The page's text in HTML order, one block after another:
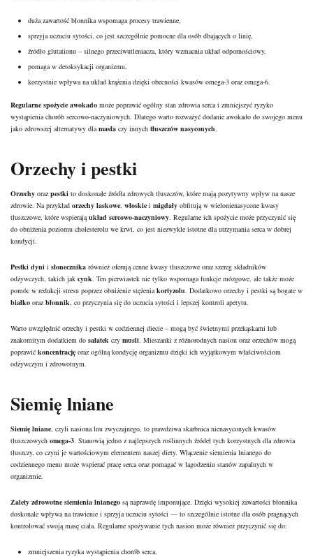
duża zawartość błonnika wspomaga procesy trawienne,
sprzyja uczuciu sytości, co jest szczególnie pomocne dla osób dbających o linię,
źródło glutationu – silnego przeciwutleniacza, który wzmacnia układ odpornościowy,
pomaga w detoksykacji organizmu,
korzystnie wpływa na układ krążenia dzięki obecności kwasów omega-3 oraz omega-6.
Regularne spożycie awokado może poprawić ogólny stan zdrowia serca i zmniejszyć ryzyko
wystąpienia chorób sercowo-naczyniowych. Dlatego warto rozważyć dodanie awokado do swojego menu
jako zdrowszej alternatywy dla masła czy innych tłuszczów nasyconych
Orzechy i pestki
Orzechy oraz pestki to doskonałe źródła zdrowych tłuszczów, które mają pozytywny wpływ na nasze
zdrowie. Na przykład orzechy laskowe włoskie i migdały obfitują w wielonienasycone kwasy
tłuszczowe, które wspierają układ sercowo-naczyniowy . Regularne ich spożycie może przyczynić się
do obniżenia poziomu cholesterolu we krwi, co jest niezwykle istotne dla utrzymania serca w dobrej
kondycji.
Pestki dyni i słonecznika również oferują cenne kwasy tłuszczowe oraz szereg składników
odżywczych, takich jak cynk . Ten pierwiastek nie tylko wspomaga funkcje mózgowe, ale także może
pomóc w redukcji stresu poprzez obniżenie stężenia kortyzolu . Dodatkowo orzechy i pestki są bogate w
białko oraz błonnik , co przyczynia się do uczucia sytości i lepszej kontroli apetytu.
Warto uwzględnić orzechy i pestki w codziennej diecie – mogą być świetnymi przekąskami lub
znakomitym dodatkiem do sałatek czy musli . Mieszanki z różnorodnych nasion oraz orzechów mogą
poprawić koncentrację oraz ogólną kondycję organizmu dzięki ich wyjątkowym właściwościom
odżywczym i zdrowotnym.
Siemię lniane
Siemię lniane , czyli nasiona lnu zwyczajnego, to prawdziwa skarbnica nienasyconych kwasów
tłuszczowych omega-3 . Stanowią jedno z najlepszych roślinnych źródeł tych korzystnych dla zdrowia
tłuszczy, co czyni je wartościowym elementem naszej diety. Włączenie siemienia lnianego do
codziennego menu może wspierać pracę serca oraz pomagać w łagodzeniu stanów zapalnych w
organizmie.
Zalety zdrowotne siemienia lnianego są naprawdę imponujące. Dzięki wysokiej zawartości błonnika
doskonale wpływa na trawienie i sprzyja uczuciu sytości — to szczególnie istotne dla osób pragnących
kontrolować swoją masę ciała. Regularne spożywanie tych nasion może również przyczynić się do:
zmniejszenia ryzyka wystąpienia chorób serca,